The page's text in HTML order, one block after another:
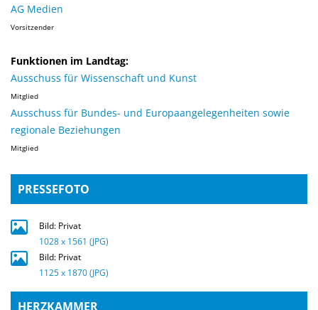
AG Medien
Vorsitzender
Funktionen im Landtag:
Ausschuss für Wissenschaft und Kunst
Mitglied
Ausschuss für Bundes- und Europaangelegenheiten sowie
regionale Beziehungen
Mitglied
PRESSEFOTO
Bild: Privat
1028 x 1561 (JPG)
Bild: Privat
1125 x 1870 (JPG)
HERZKAMMER